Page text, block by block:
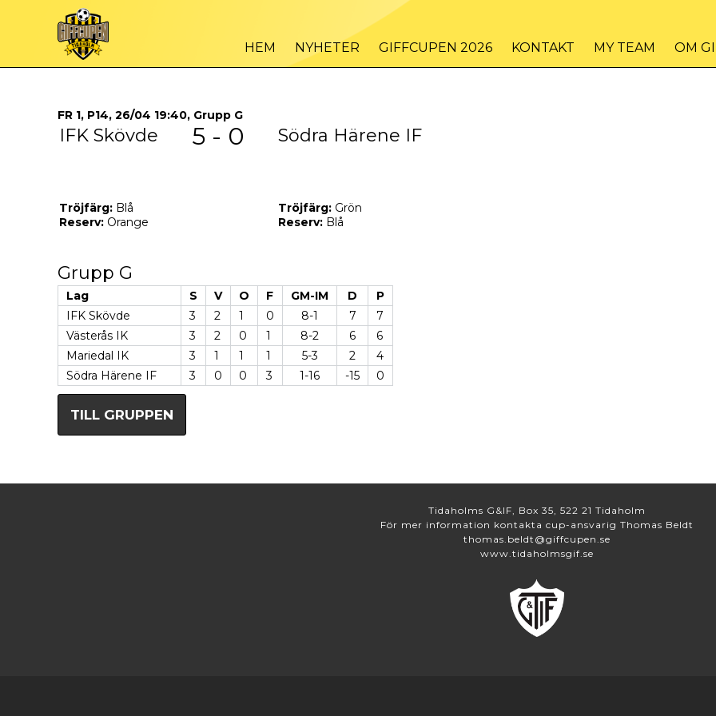
HEM NYHETER GIFFCUPEN 2026 KONTAKT MY TEAM OM
FR 1, P14, 26/04 19:40, Grupp G
IFK Skövde 5 - 0 Södra Härene IF
Tröjfärg: Blå
Reserv: Orange
Tröjfärg: Grön
Reserv: Blå
Grupp G
Lag S V O F GM-IM D
P
IFK Skövde
3 2 1 0 8-1 7
7
Västerås IK
3 2 0 1 8-2 6
6
Mariedal IK
3 1 1 1 5-3 2
4
Södra Härene IF
3 0 0 3 1-16 -15 0
TILL GRUPPEN
Tidaholms G&IF, Box 35, 522 21 Tidaholm
För mer information kontakta cup-ansvarig Thomas Beldt
thomas.beldt@giffcupen.se
www.tidaholmsgif.se